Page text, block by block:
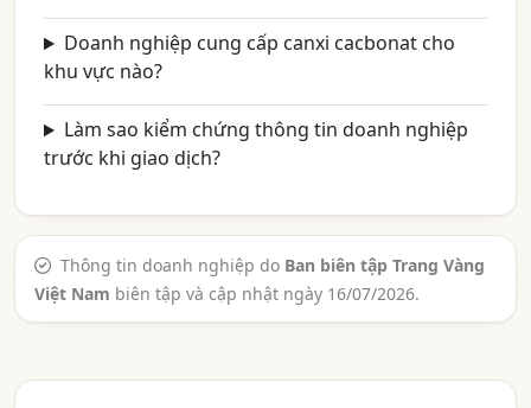
Doanh nghiệp cung cấp canxi cacbonat cho
khu vực nào?
Làm sao kiểm chứng thông tin doanh nghiệp
trước khi giao dịch?
Thông tin doanh nghiệp do Ban biên tập Trang Vàng
Việt Nam biên tập và cập nhật ngày 16/07/2026.